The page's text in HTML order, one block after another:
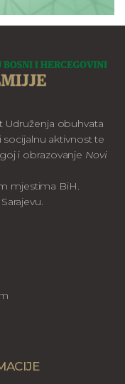
Udruženja obuhvata
aktivnost te
i obrazovanje Novi
mjestima BiH.